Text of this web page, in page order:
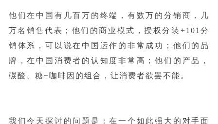
他们在中国有几百万的终端，有数万的分销商，几
万名销售代表；他们的商业模式，授权分装+101分
销体系，可以说在中国运作的非常成功；他们的品
牌，在中国消费者的认知度非常高；他们的产品，
碳酸、糖+咖啡 因的组合，让消费者欲罢不能。
我们今天探讨的问题是：在一个如此强大的对手面